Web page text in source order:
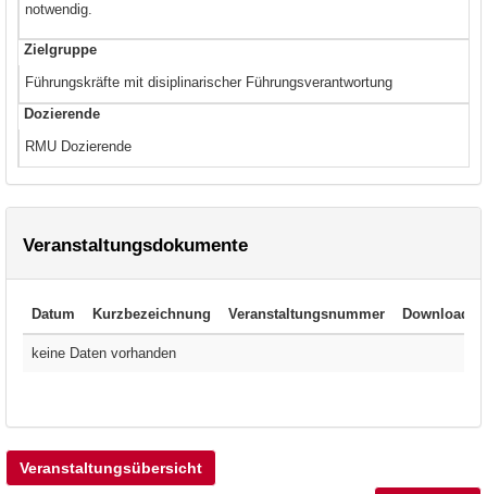
notwendig.
Zielgruppe
Führungskräfte mit disiplinarischer Führungsverantwortung
Dozierende
RMU Dozierende
Veranstaltungsdokumente
Datum Kurzbezeichnung Veranstaltungsnummer Download
keine Daten vorhanden
Veranstaltungsübersicht